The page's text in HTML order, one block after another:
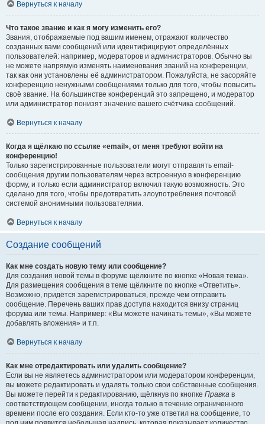
Вернуться к началу
Что такое звание и как я могу изменить его?
Звания, отображаемые под вашим именем, отражают количество
созданных вами сообщений или идентифицируют определённых
пользователей: например, модераторов и администраторов. Обычно вы
не можете напрямую изменять наименования званий на конференции,
так как они установлены её администратором. Пожалуйста, не засоряйте
конференцию ненужными сообщениями только для того, чтобы повысить
своё звание. На большинстве конференций это запрещено, и модератор
или администратор понизят значение вашего счётчика сообщений.
Вернуться к началу
Когда я щёлкаю по ссылке «email», от меня требуют войти на
конференцию!
Только зарегистрированные пользователи могут отправлять email-
сообщения другим пользователям через встроенную в конференцию
форму, и только если администратор включил такую возможность. Это
сделано для того, чтобы предотвратить злоупотребления почтовой
системой анонимными пользователями.
Вернуться к началу
Создание сообщений
Как мне создать новую тему или сообщение?
Для создания новой темы в форуме щёлкните по кнопке «Новая тема».
Для размещения сообщения в теме щёлкните по кнопке «Ответить».
Возможно, придётся зарегистрироваться, прежде чем отправить
сообщение. Перечень ваших прав доступа находится внизу страниц
форума или темы. Например: «Вы можете начинать темы», «Вы можете
добавлять вложения» и т.п.
Вернуться к началу
Как мне отредактировать или удалить сообщение?
Если вы не являетесь администратором или модератором конференции,
вы можете редактировать и удалять только свои собственные сообщения.
Вы можете перейти к редактированию, щёлкнув по кнопке Правка в
соответствующем сообщении, иногда только в течение ограниченного
времени после его создания. Если кто-то уже ответил на сообщение, то